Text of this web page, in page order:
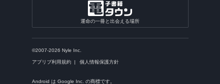
運命の一冊と出会える場所
©2007-2026 Nyle Inc.
アプリブ利用規約 個人情報保護方針
Android は Google Inc. の商標です。